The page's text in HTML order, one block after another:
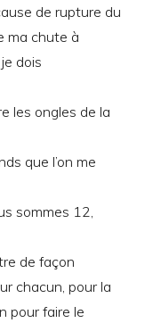
de rupture du
ma chute à
dois
les ongles de la
que l’on me
sommes 12,
de façon
chacun, pour la
pour faire le